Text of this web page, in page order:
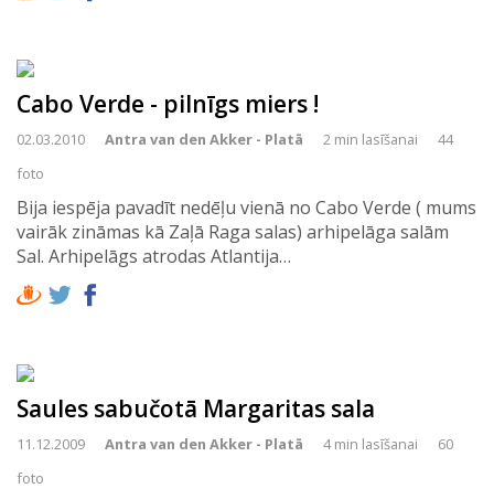
Cabo Verde - pilnīgs miers !
02.03.2010 Antra van den Akker - Platā 2 min lasīšanai
44
foto
Bija iespēja pavadīt nedēļu vienā no Cabo Verde ( mums
vairāk zināmas kā Zaļā Raga salas) arhipelāga salām
Sal. Arhipelāgs atrodas Atlantija…
Saules sabučotā Margaritas sala
11.12.2009 Antra van den Akker - Platā 4 min lasīšanai
60
foto